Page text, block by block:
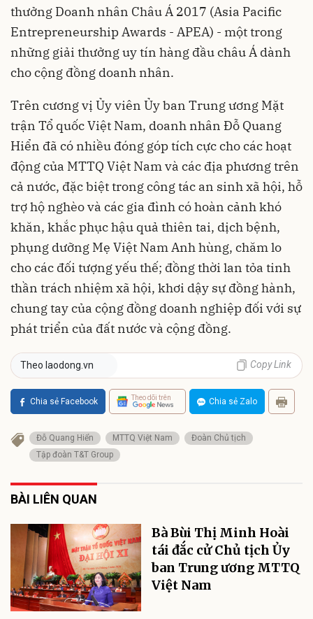
thưởng Doanh nhân Châu Á 2017 (Asia Pacific
Entrepreneurship Awards - APEA) - một trong
những giải thưởng uy tín hàng đầu châu Á dành
cho cộng đồng doanh nhân.
Trên cương vị Ủy viên Ủy ban Trung ương Mặt
trận Tổ quốc Việt Nam, doanh nhân Đỗ Quang
Hiển đã có nhiều đóng góp tích cực cho các hoạt
động của MTTQ Việt Nam và các địa phương trên
cả nước, đặc biệt trong công tác an sinh xã hội, hỗ
trợ hộ nghèo và các gia đình có hoàn cảnh khó
khăn, khắc phục hậu quả thiên tai, dịch bệnh,
phụng dưỡng Mẹ Việt Nam Anh hùng, chăm lo
cho các đối tượng yếu thế; đồng thời lan tỏa tinh
thần trách nhiệm xã hội, khơi dậy sự đồng hành,
chung tay của cộng đồng doanh nghiệp đối với sự
phát triển của đất nước và cộng đồng.
Theo laodong.vn Copy Link
Chia sẻ Facebook Theo dõi trên Chia sẻ Zalo
Đỗ Quang Hiển MTTQ Việt Nam
Đoàn Chủ tịch
Tập đoàn T&T Group
BÀI LIÊN QUAN
Bà Bùi Thị Minh Hoài
tái đắc cử Chủ tịch Ủy
ban Trung ương MTTQ
Việt Nam